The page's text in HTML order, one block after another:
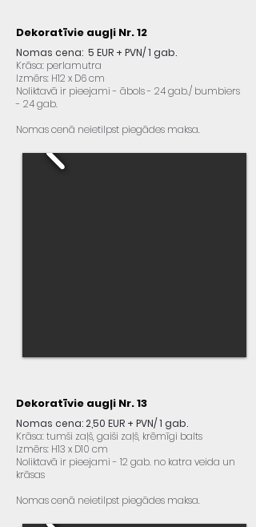
Dekoratīvie augļi Nr. 12
Nomas cena: 5 EUR + PVN/ 1 gab.
Krāsa: perlamutra
Izmērs: H12 x D6 cm
Noliktavā ir pieejami - ābols - 24 gab./ bumbiers
- 24 gab.
Nomas cenā neietilpst piegādes maksa.
Dekoratīvie augļi Nr. 13
Nomas cena: 2,50 EUR + PVN/ 1 gab.
Krāsa: tumši zaļš, gaiši zaļš, krēmīgi balts
Izmērs: H13 x D10 cm
Noliktavā ir pieejami - 12 gab. no katra veida un
krāsas
Nomas cenā neietilpst piegādes maksa.